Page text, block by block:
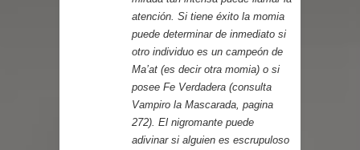
atención. Si tiene éxito la momia
puede determinar de inmediato si
otro individuo es un campeón de
Ma’at (es decir otra momia) o si
posee Fe Verdadera (consulta
Vampiro la Mascarada, pagina
272). El nigromante puede
adivinar si alguien es escrupuloso